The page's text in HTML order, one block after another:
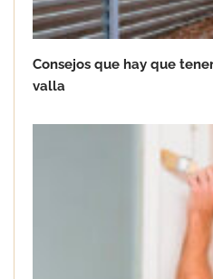
Consejos que hay que
valla